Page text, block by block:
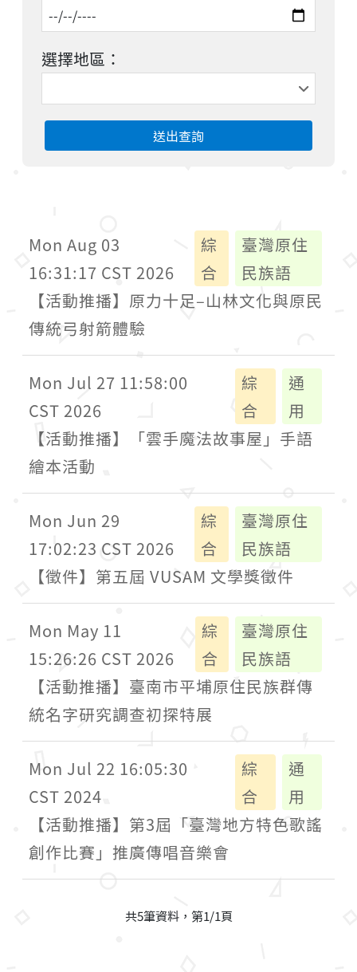
選擇地區：
送出查詢
Mon Aug 03
16:31:17 CST 2026
綜
合
臺灣原住
民族語
【活動推播】原力十足–山林文化與原民
傳統弓射箭體驗
Mon Jul 27 11:58:00
CST 2026
綜
合
通
用
【活動推播】「雲手魔法故事屋」手語
繪本活動
Mon Jun 29
17:02:23 CST 2026
綜
合
臺灣原住
民族語
【徵件】第五屆 VUSAM 文學獎徵件
Mon May 11
15:26:26 CST 2026
綜
合
臺灣原住
民族語
【活動推播】臺南市平埔原住民族群傳
統名字研究調查初探特展
Mon Jul 22 16:05:30
CST 2024
綜
合
通
用
【活動推播】第3屆「臺灣地方特色歌謠
創作比賽」推廣傳唱音樂會
共5筆資料，第1/1頁